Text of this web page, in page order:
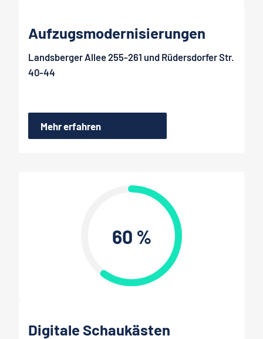
Aufzugsmodernisierungen
Landsberger Allee 255-261 und Rüdersdorfer Str.
40-44
Mehr erfahren
60 %
Digitale Schaukästen